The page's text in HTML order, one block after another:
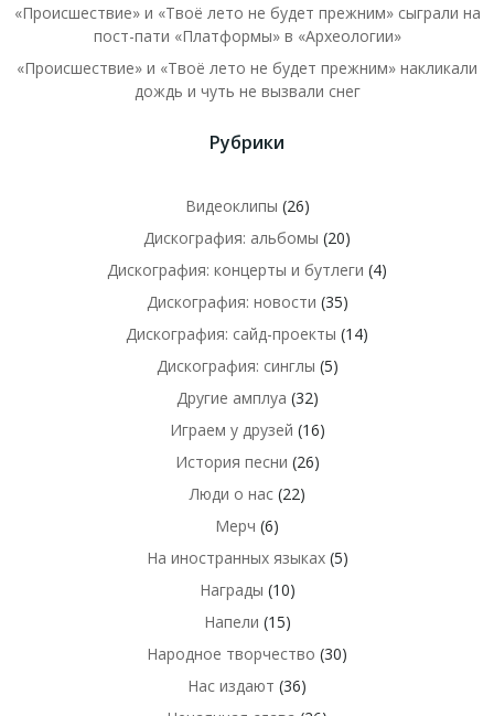
«Происшествие» и «Твоё лето не будет прежним» сыграли на
пост-пати «Платформы» в «Археологии»
«Происшествие» и «Твоё лето не будет прежним» накликали
дождь и чуть не вызвали снег
Рубрики
Видеоклипы (26)
Дискография: альбомы (20)
Дискография: концерты и бутлеги (4)
Дискография: новости (35)
Дискография: сайд-проекты (14)
Дискография: синглы (5)
Другие амплуа (32)
Играем у друзей (16)
История песни (26)
Люди о нас(22)
Мерч (6)
На иностранных языках(5)
Награды (10)
Напели (15)
Народное творчество (30)
Нас издают (36)